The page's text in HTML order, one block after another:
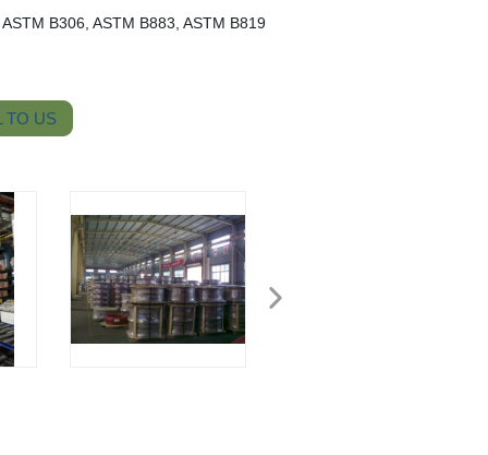
B306, ASTM B883, ASTM B819
TO US